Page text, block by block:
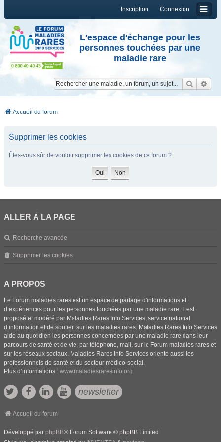
Connexion
Inscription
L'espace d'échange pour les
personnes touchées par une
maladie rare
Accueil du forum
Supprimer les cookies
Êtes-vous sûr de vouloir supprimer les cookies de ce forum ?
ALLER À LA PAGE
Recherche avancée
Supprimer les cookies
A PROPOS
Le Forum maladies rares est un espace de partage d’informations et
d’expériences pour les personnes touchées par une maladie rare. Il est
proposé et modéré par Maladies Rares Info Services, service national
d’information et de soutien sur les maladies rares. Maladies Rares Info Services
aide au quotidien les personnes concernées par une maladie rare dans leur
parcours de santé et de vie, par téléphone, mail, sur le Forum maladies rares et
sur les réseaux sociaux. Maladies Rares Info Services oriente aussi les
professionnels de santé et du secteur médico-social.
Plus d’informations : www.maladiesraresinfo.org
newsletter
Accueil du forum
Développé par phpBB® Forum Software © phpBB Limited